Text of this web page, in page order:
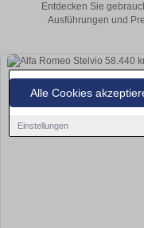
Alle Cookies
Einstellungen
Entdecken Sie
Ausführungen und